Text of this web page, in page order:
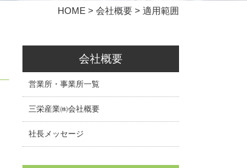
HOME > 会社概要 > 適用範囲
会社概要
営業所・事業所一覧
三栄産業㈱会社概要
社長メッセージ